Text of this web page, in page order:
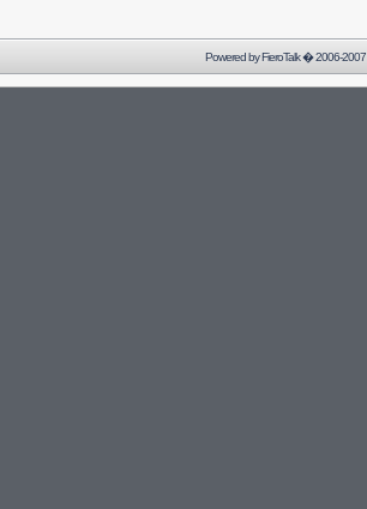
Powered byFieroTalk� 2006-2007